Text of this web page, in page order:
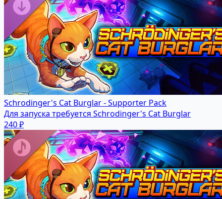
Schrodinger's Cat Burglar - Supporter Pack
Для запуска требуется Schrodinger's Cat Burglar
240 ₽